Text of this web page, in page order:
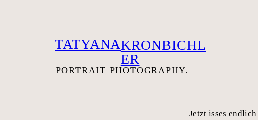
TATYANAKRONBICHL
ER
PORTRAIT PHOTOGRAPHY.
Jetzt isses